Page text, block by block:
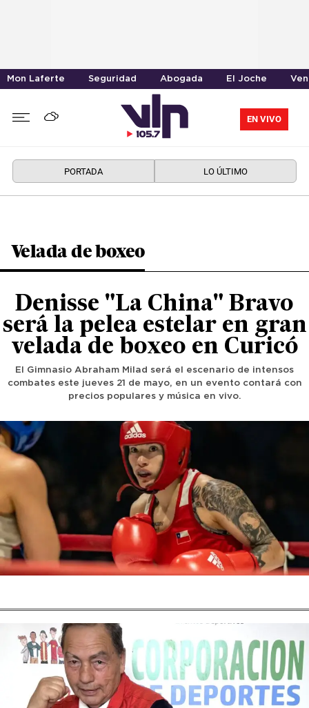
Mon Laferte Seguridad Abogada El Joche
EN VIVO
PORTADA LO ÚLTIMO
Velada de boxeo
Denisse "La China" Bravo
será la pelea estelar en gran
velada de boxeo en Curicó
El Gimnasio Abraham Milad será el escenario de intensos
combates este jueves 21 de mayo, en un evento contará con
precios populares y música en vivo.